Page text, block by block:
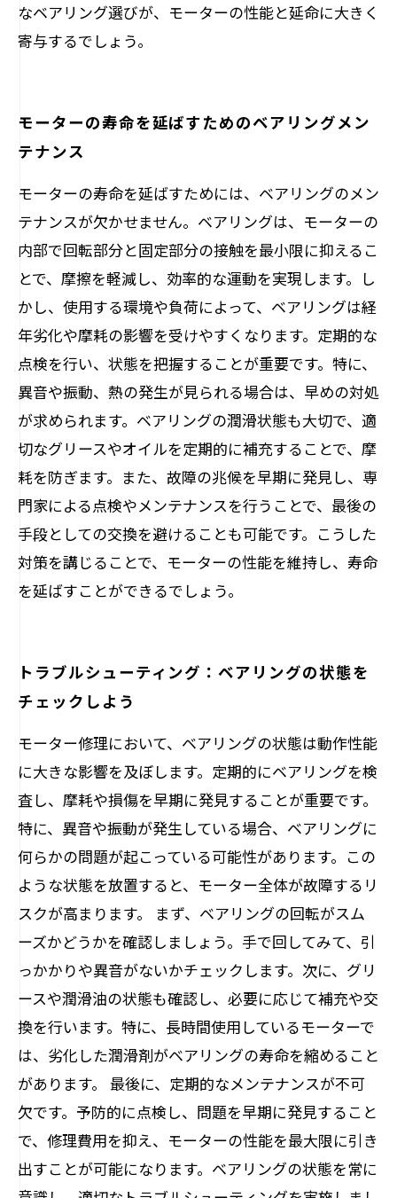
なベアリング選びが、モーターの性能と延命に大きく
寄与するでしょう。
モーターの寿命を延ばすためのベアリングメン
テナンス
モーターの寿命を延ばすためには、ベアリングのメン
テナンスが欠かせません。ベアリングは、モーターの
内部で回転部分と固定部分の接触を最小限に抑えるこ
とで、摩擦を軽減し、効率的な運動を実現します。し
かし、使用する環境や負荷によって、ベアリングは経
年劣化や摩耗の影響を受けやすくなります。定期的な
点検を行い、状態を把握することが重要です。特に、
異音や振動、熱の発生が見られる場合は、早めの対処
が求められます。ベアリングの潤滑状態も大切で、適
切なグリースやオイルを定期的に補充することで、摩
耗を防ぎます。また、故障の兆候を早期に発見し、専
門家による点検やメンテナンスを行うことで、最後の
手段としての交換を避けることも可能です。こうした
対策を講じることで、モーターの性能を維持し、寿命
を延ばすことができるでしょう。
トラブルシューティング：ベアリングの状態を
チェックしよう
モーター修理において、ベアリングの状態は動作性能
に大きな影響を及ぼします。定期的にベアリングを検
査し、摩耗や損傷を早期に発見することが重要です。
特に、異音や振動が発生している場合、ベアリングに
何らかの問題が起こっている可能性があります。この
ような状態を放置すると、モーター全体が故障するリ
スクが高まります。 まず、ベアリングの回転がスム
ーズかどうかを確認しましょう。手で回してみて、引
っかかりや異音がないかチェックします。次に、グリ
ースや潤滑油の状態も確認し、必要に応じて補充や交
換を行います。特に、長時間使用しているモーターで
は、劣化した潤滑剤がベアリングの寿命を縮めること
があります。 最後に、定期的なメンテナンスが不可
欠です。予防的に点検し、問題を早期に発見すること
で、修理費用を抑え、モーターの性能を最大限に引き
出すことが可能になります。ベアリングの状態を常に